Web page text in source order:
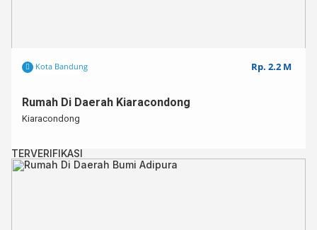
Kota Bandung Rp. 2.2 M
Rumah Di Daerah Kiaracondong
Kiaracondong
TERVERIFIKASI